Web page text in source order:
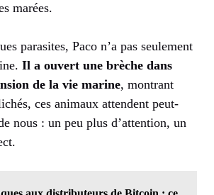
marées.
parasites, Paco n’a pas seulement
Il a ouvert une brèche dans
de la vie marine, montrant
ces animaux attendent peut-
nous : un peu plus d’attention, un